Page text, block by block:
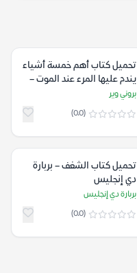
تحميل كتاب أهم خمسة أشياء
يندم عليها المرء عند الموت –
بروني وير
بروني وير
(0.0)
تحميل كتاب الشغف – بربارة
دي إنجليس
بربارة دي إنجليس
(0.0)